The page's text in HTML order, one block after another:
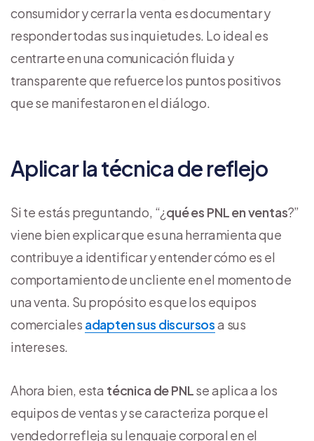
consumidor y cerrar la venta es documentar y
responder todas sus inquietudes. Lo ideal es
centrarte en una comunicación fluida y
transparente que refuerce los puntos positivos
que se manifestaron en el diálogo.
Aplicar la técnica de reflejo
Si te estás preguntando, “¿qué es PNL en ventas?”
viene bien explicar que es una herramienta que
contribuye a identificar y entender cómo es el
comportamiento de un cliente en el momento de
una venta. Su propósito es que los equipos
comerciales adapten sus discursosa sus
intereses.
Ahora bien, esta técnica de PNLse aplica a los
equipos de ventas y se caracteriza porque el
vendedor refleja su lenguaje corporal en el